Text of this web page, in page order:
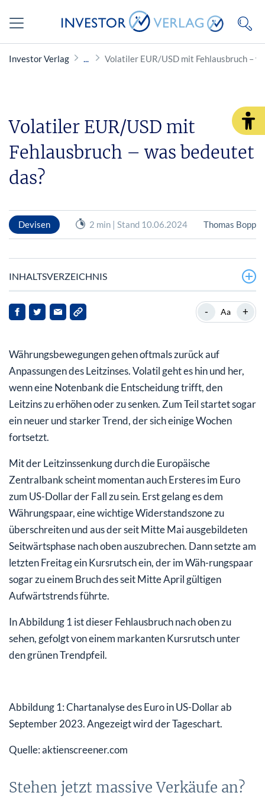
Investor Verlag Volatiler EUR/USD mit Fehlausbruch –
Volatiler EUR/USD mit
Fehlausbruch – was bedeutet
das?
Devisen 2 min | Stand 10.06.2024 Thomas Bopp
INHALTSVERZEICHNIS
Stehen jetzt massive Verkäufe an?
- Aa +
Währungsbewegungen gehen oftmals zurück auf
Anpassungen des Leitzinses. Volatil geht es hin und her,
wenn eine Notenbank die Entscheidung trifft, den
Leitzins zu erhöhen oder zu senken. Zum Teil startet sogar
ein neuer und starker Trend, der sich einige Wochen
fortsetzt.
Mit der Leitzinssenkung durch die Europäische
Zentralbank scheint momentan auch Ersteres im Euro
zum US-Dollar der Fall zu sein. Erst gelang es dem
Währungspaar, eine wichtige Widerstandszone zu
überschreiten und aus der seit Mitte Mai ausgebildeten
Seitwärtsphase nach oben auszubrechen. Dann setzte am
letzten Freitag ein Kursrutsch ein, der im Wäh-rungspaar
sogar zu einem Bruch des seit Mitte April gültigen
Aufwärtstrends führte.
In Abbildung 1 ist dieser Fehlausbruch nach oben zu
sehen, gefolgt von einem markanten Kursrutsch unter
den grünen Trendpfeil.
Abbildung 1: Chartanalyse des Euro in US-Dollar ab
September 2023. Angezeigt wird der Tageschart.
Quelle: aktienscreener.com
Stehen jetzt massive Verkäufe an?